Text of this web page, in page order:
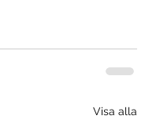
Visa alla